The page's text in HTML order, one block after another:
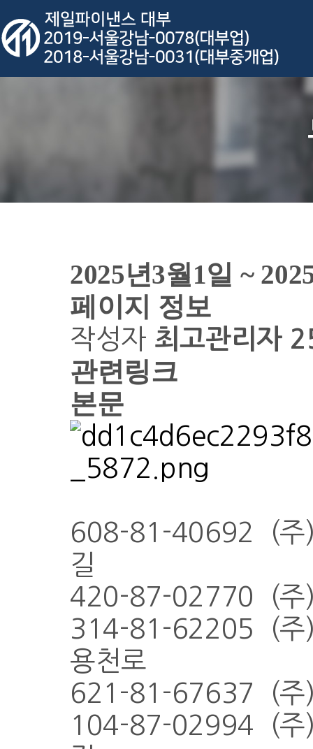
2025년3월1일 ~
페이지 정보
작성자 최고관리자
관련링크
본문
608-81-40692 (주)
길
420-87-02770 (주)
314-81-62205 (주)
용천로
621-81-67637 (주)
104-87-02994 (주)